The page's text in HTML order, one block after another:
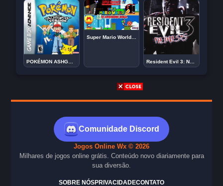
Super Mario World 30th Anniversary Edition para SNES (VERSÃO ATUALIZADA)
Comunidade Discord
Jogos Online Wx © 2026
Milhares de jogos online grátis. Conteúdo novo diariamente para
sua diversão.
SOBRE NÓSPRIVACIDADECONTATO